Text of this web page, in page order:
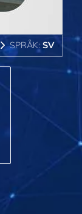
SPRÅK: SV